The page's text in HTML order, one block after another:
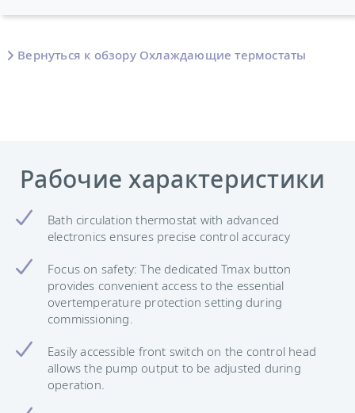
Вернуться к обзору Охлаждающие термостаты
Рабочие характеристики
Bath circulation thermostat with advanced
electronics ensures precise control accuracy
Focus on safety: The dedicated Tmax button
provides convenient access to the essential
overtemperature protection setting during
commissioning.
Easily accessible front switch on the control head
allows the pump output to be adjusted during
operation.